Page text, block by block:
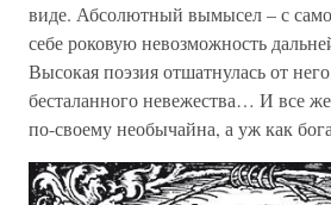
виде. Абсолютный вымысел – с
себе роковую невозможность
Высокая поэзия отшатнулась от
бесталанного невежества… И все
по-своему необычайна, а уж как